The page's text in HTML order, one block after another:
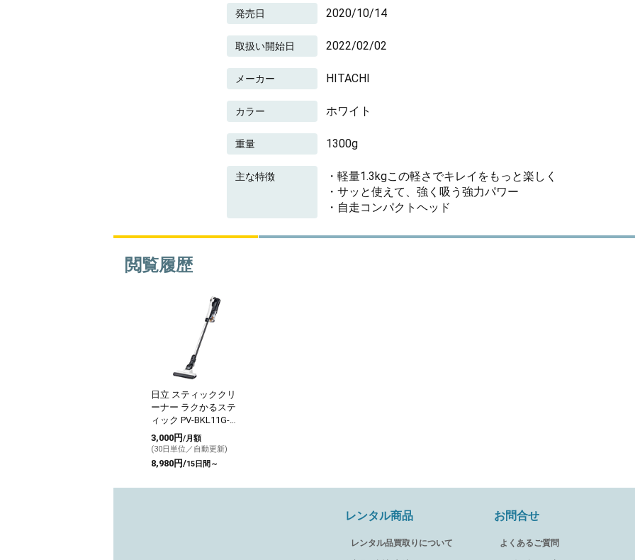
発売日 2020/10/14
取扱い開始日 2022/02/02
メーカー HITACHI
カラー ホワイト
重量 1300g
主な特徴
・軽量1.3kgこの軽さでキレイをもっと楽しく
・サッと使えて、強く吸う強力パワー
・自走コンパクトヘッド
閲覧履歴
日立 スティッククリ
ーナー ラクかるステ
ィック PV-BKL11G-W
ホワイト
3,000円/月額
(30日単位／自動更新)
8,980円/15日間～
レンタル商品
レンタル品買取りについて
お問合せ
よくあるご質問